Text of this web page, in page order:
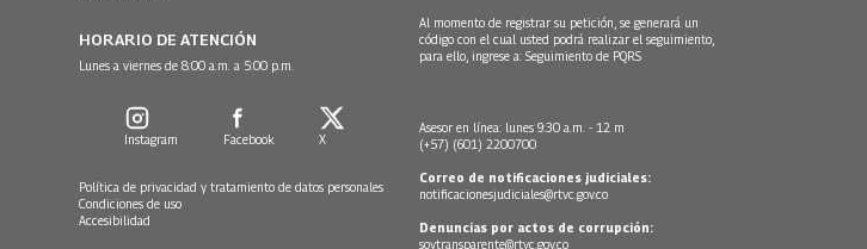
HORARIO DE ATENCIÓN
Lunes a viernes de 8:00 a.m. a 5:00 p.m.
Instagram Facebook X
Política de privacidad y tratamiento de datos personales
Condiciones de uso
Accesibilidad
Al momento de registrar su petición, se generará un
código con el cual usted podrá realizar el seguimiento,
para ello, ingrese a: Seguimiento de PQRS
Asesor en línea: lunes 9:30 a.m. - 12 m
(+57) (601) 2200700
Correo de notificaciones judiciales:
notificacionesjudiciales@rtvc.gov.co
Denuncias por actos de corrupción:
soytransparente@rtvc.gov.co